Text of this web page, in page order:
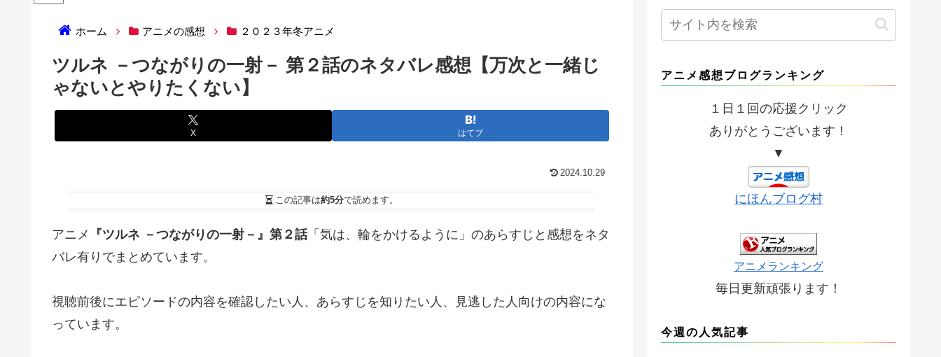
ホーム アニメの感想 ２０２３年冬アニメ
ツルネ －つながりの一射－ 第２話のネタバレ感想【万次と一緒じ
ゃないとやりたくない】
X はてブ
2024.10.29
この記事は約5分で読めます。
アニメ 『ツルネ －つながりの一射－』第２話「気は、輪をかけるように」のあらすじと感想をネタ
バレ有りでまとめています。
視聴前後にエピソードの内容を確認したい人、あらすじを知りたい人、見逃した人向けの内容にな
っています。
アニメ感想ブログランキング
１日１回の応援クリック
ありがとうございます！
▼
にほんブログ村
アニメランキング
毎日更新頑張ります！
今週の人気記事